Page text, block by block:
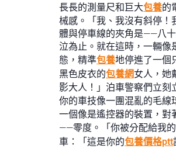
長長的測量尺和巨大包養的
械感。「我、我沒有斜停！
體與停車線的夾角是——八
泣為止。就在這時，一輛像
態，精準包養地停進了一個
黑色皮衣的包養網女人，她
影大人！」泊車警察們立刻
你的車技像一團混亂的毛線
一個像是遙控器的裝置，對
——零度。「你被分配給我
車：「這是你的包養價格ptt